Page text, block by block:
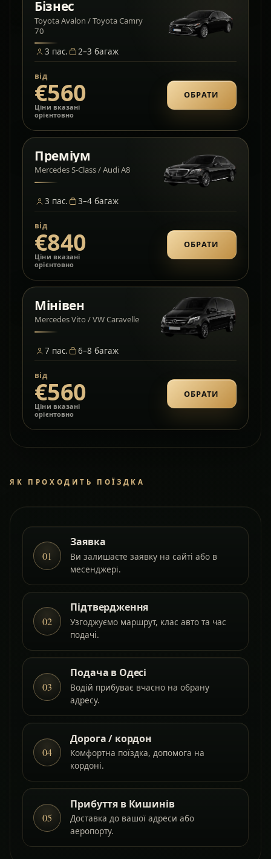
Бізнес
Toyota Avalon / Toyota Camry
70
3 пас. 2–3 багаж
від
€560
Ціни вказані
орієнтовно
ОБРАТИ
Преміум
Mercedes S-Class / Audi A8
3 пас. 3–4 багаж
від
€840
Ціни вказані
орієнтовно
ОБРАТИ
Мінівен
Mercedes Vito / VW Caravelle
7 пас. 6–8 багаж
від
€560
Ціни вказані
орієнтовно
ОБРАТИ
ЯК ПРОХОДИТЬ ПОЇЗДКА
01
Заявка
Ви залишаєте заявку на сайті або в
месенджері.
02
Підтвердження
Узгоджуємо маршрут, клас авто та час
подачі.
03
Подача в Одесі
Водій прибуває вчасно на обрану
адресу.
04
Дорога / кордон
Комфортна поїздка, допомога на
кордоні.
05
Прибуття в Кишинів
Доставка до вашої адреси або
аеропорту.